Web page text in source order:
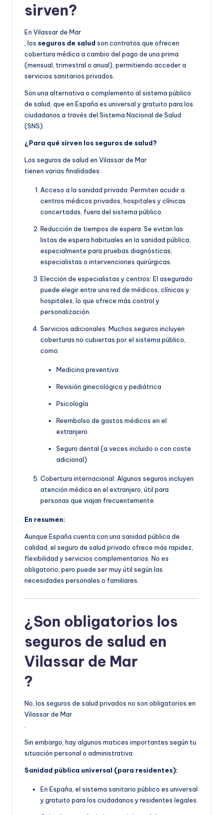
sirven?
En Vilassar de Mar
, los seguros de salud son contratos que ofrecen
cobertura médica a cambio del pago de una prima
(mensual, trimestral o anual), permitiendo acceder a
servicios sanitarios privados.
Son una alternativa o complemento al sistema público
de salud, que en España es universal y gratuito para los
ciudadanos a través del Sistema Nacional de Salud
(SNS).
¿Para qué sirven los seguros de salud?
Los seguros de salud en Vilassar de Mar
tienen varias finalidades:
Acceso a la sanidad privada: Permiten acudir a
centros médicos privados, hospitales y clínicas
concertadas, fuera del sistema público.
Reducción de tiempos de espera: Se evitan las
listas de espera habituales en la sanidad pública,
especialmente para pruebas diagnósticas,
especialistas o intervenciones quirúrgicas.
Elección de especialistas y centros: El asegurado
puede elegir entre una red de médicos, clínicas y
hospitales, lo que ofrece más control y
personalización.
Servicios adicionales: Muchos seguros incluyen
coberturas no cubiertas por el sistema público,
como:
Medicina preventiva
Revisión ginecológica y pediátrica
Psicología
Reembolso de gastos médicos en el
extranjero
Seguro dental (a veces incluido o con coste
adicional)
Cobertura internacional: Algunos seguros incluyen
atención médica en el extranjero, útil para
personas que viajan frecuentemente.
En resumen:
Aunque España cuenta con una sanidad pública de
calidad, el seguro de salud privado ofrece más rapidez,
flexibilidad y servicios complementarios. No es
obligatorio, pero puede ser muy útil según las
necesidades personales o familiares.
¿Son obligatorios los
seguros de salud en
Vilassar de Mar
?
No, los seguros de salud privados no son obligatorios en
Vilassar de Mar
Sin embargo, hay algunos matices importantes según tu
situación personal o administrativa:
Sanidad pública universal (para residentes):
En España, el sistema sanitario público es universal
y gratuito para los ciudadanos y residentes legales.